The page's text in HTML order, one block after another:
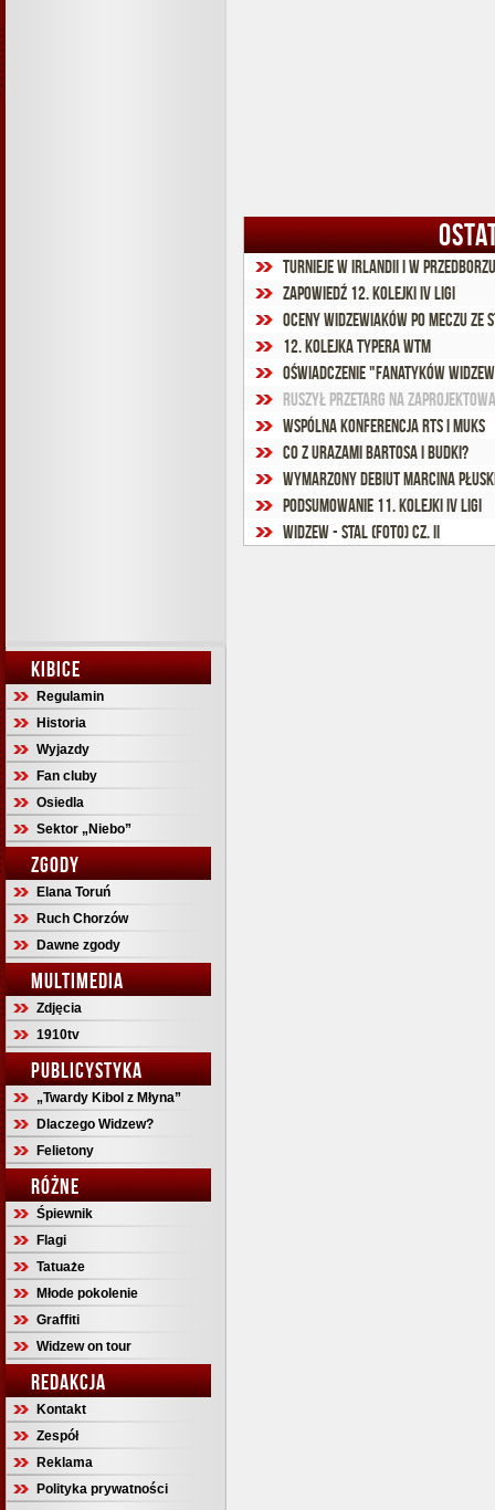
KIBICE
Regulamin
Historia
Wyjazdy
Fan cluby
Osiedla
Sektor „Niebo”
ZGODY
Elana Toruń
Ruch Chorzów
Dawne zgody
MULTIMEDIA
Zdjęcia
1910tv
PUBLICYSTYKA
„Twardy Kibol z Młyna”
Dlaczego Widzew?
Felietony
RÓŻNE
Śpiewnik
Flagi
Tatuaże
Młode pokolenie
Graffiti
Widzew on tour
REDAKCJA
Kontakt
Zespół
Reklama
Polityka prywatności
Turnieje w Irlandii i w Przedborzu
Zapowiedź 12. kolejki IV ligi
Oceny widzewiaków po meczu ze
12. kolejka Typera WTM
Oświadczenie "Fanatyków
Ruszył przetarg na
Wspólna konferencja RTS i MUKS
Co z urazami Bartosa i Budki?
Wymarzony debiut Marcina
Podsumowanie 11. kolejki IV ligi
Widzew - Stal (foto) cz. II